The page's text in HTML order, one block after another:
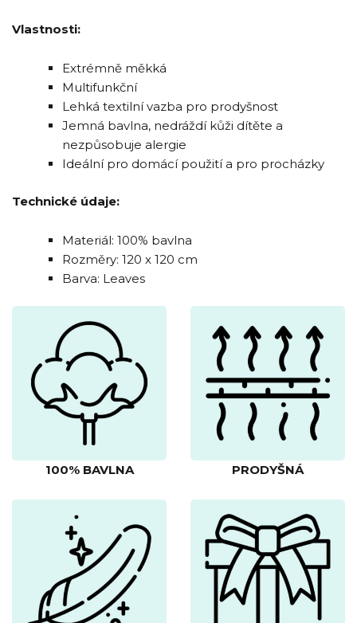
Vlastnosti:
Extrémně měkká
Multifunkční
Lehká textilní vazba pro prodyšnost
Jemná bavlna, nedráždí kůži dítěte a
nezpůsobuje alergie
Ideální pro domácí použití a pro procházky
Technické údaje:
Materiál: 100% bavlna
Rozměry: 120 x 120 cm
Barva: Leaves
100% BAVLNA PRODYŠNÁ